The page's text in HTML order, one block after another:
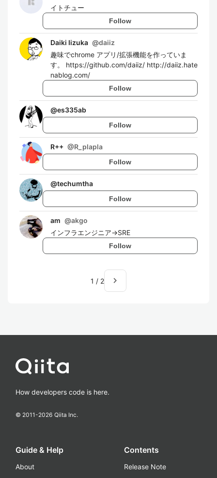
イトチュー
Follow
Daiki Iizuka @daiiz
趣味でchrome アプリ/拡張機能を作っていま
す。 https://github.com/daiiz/ http://daiiz.hate
nablog.com/
Follow
@es335ab
Follow
R++ @R_plapla
Follow
@techumtha
Follow
am @akgo
インフラエンジニア→SRE
Follow
1 / 2 navigate_next
How developers code is here.
© 2011-2026 Qiita Inc.
Guide & Help
About
Contents
Release Note